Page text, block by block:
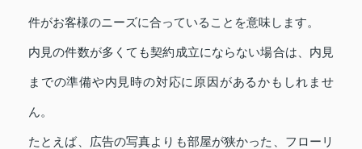
件がお客様のニーズに合っていることを意味します。
内見の件数が多くても契約成立にならない場合は、内見
までの準備や内見時の対応に原因があるかもしれませ
ん。
たとえば、広告の写真よりも部屋が狭かった、フローリ